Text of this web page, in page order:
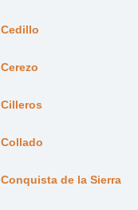
Cedillo
Cerezo
Cilleros
Collado
Conquista de la Sierra